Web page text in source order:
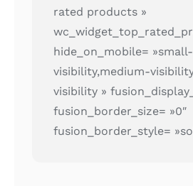
rated products »
hide_on_mobile= »small-
visibility,medium-
visibility »
fusion_border_size= »0″
fusion_border_style=